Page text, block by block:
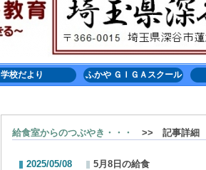
学校だより ふかや ＧＩＧＡスクール
給食室からのつぶやき・・・ >> 記事詳細
2025/05/08 5月8日の給食